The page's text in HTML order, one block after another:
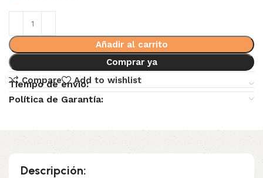
Añadir al carrito
Comprar ya
Compare
Add to wishlist
Tiempo de envio:
Política de Garantía:
Descripción: